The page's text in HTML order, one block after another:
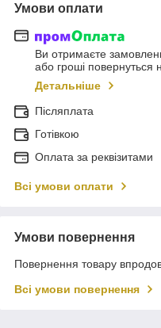
Умови оплати
Ви отримаєте
або гроші повернуться
Детальніше
Післяплата
Готівкою
Оплата за реквізитами
Всі умови оплати
Умови повернення
Повернення товару
Всі умови повернення